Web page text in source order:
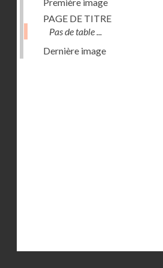
PAGE DE TITRE
Pas de table ...
Dernière image